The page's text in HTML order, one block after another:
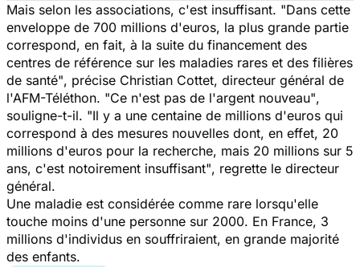
Mais selon les associations, c'est insuffisant. "Dans cette
enveloppe de 700 millions d'euros, la plus grande partie
correspond, en fait, à la suite du financement des
centres de référence sur les maladies rares et des filières
de santé", précise Christian Cottet, directeur général de
l'AFM-Téléthon. "Ce n'est pas de l'argent nouveau",
souligne-t-il. "Il y a une centaine de millions d'euros qui
correspond à des mesures nouvelles dont, en effet, 20
millions d'euros pour la recherche, mais 20 millions sur 5
ans, c'est notoirement insuffisant", regrette le directeur
général.
Une maladie est considérée comme rare lorsqu'elle
touche moins d'une personne sur 2000. En France, 3
millions d'individus en souffriraient, en grande majorité
des enfants.